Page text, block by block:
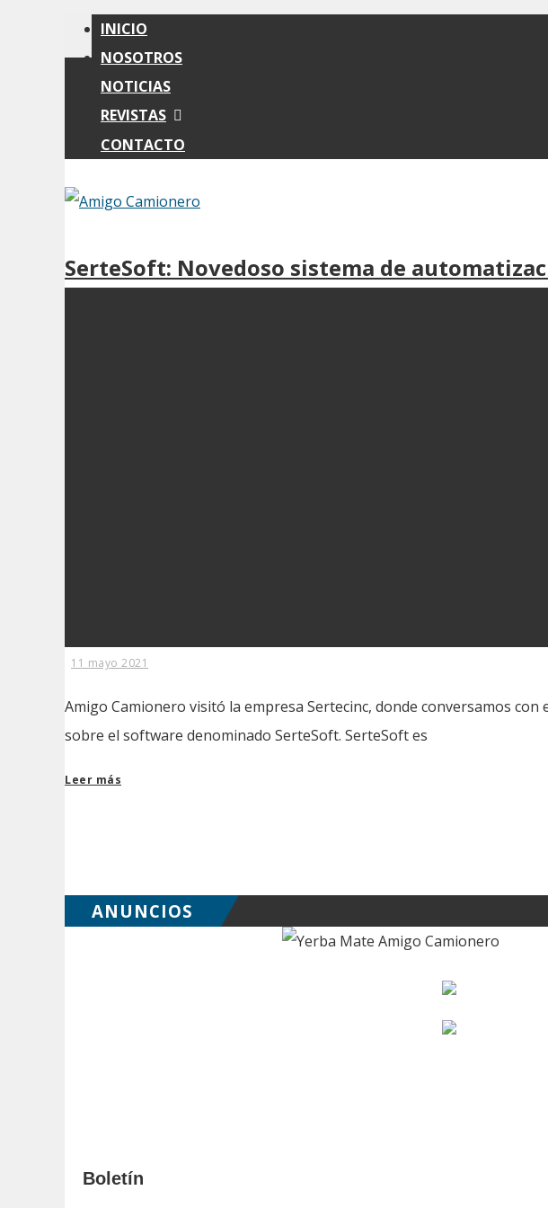
INICIO
NOSOTROS
NOTICIAS
REVISTAS
CONTACTO
SerteSoft: Novedoso sistema de
11 mayo 2021
Amigo Camionero visitó la empresa Sertecinc, donde conversamos
sobre el software denominado SerteSoft. SerteSoft es
Leer más
ANUNCIOS
Boletín